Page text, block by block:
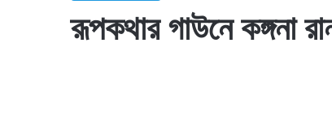
রূপকথার গাউনে কঙ্গনা